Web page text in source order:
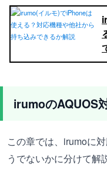
irumoのAQUOS
この章では、irumoに
うでないかに分けて解